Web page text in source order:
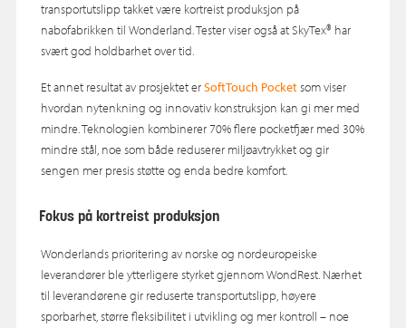
transportutslipp takket være kortreist produksjon på
nabofabrikken til Wonderland. Tester viser også at SkyTex® har
svært god holdbarhet over tid.
Et annet resultat av prosjektet erSoftTouch Pocketsom viser
hvordan nytenkning og innovativ konstruksjon kan gi mer med
mindre. Teknologien kombinerer 70% flere pocketfjær med 30%
mindre stål, noe som både reduserer miljøavtrykket og gir
sengen mer presis støtte og enda bedre komfort.
Fokus på kortreist produksjon
Wonderlands prioritering av norske og nordeuropeiske
leverandører ble ytterligere styrket gjennom WondRest. Nærhet
til leverandørene gir reduserte transportutslipp, høyere
sporbarhet, større fleksibilitet i utvikling og mer kontroll – noe